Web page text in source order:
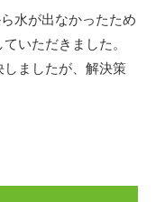
水が出なかったため
いただきました。
ましたが、解決策